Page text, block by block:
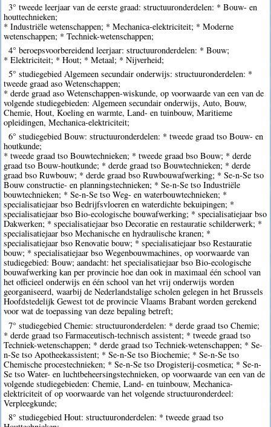
3° tweede leerjaar van de eerste graad: structuuronderdelen: * Bouw- en
houttechnieken;
* Industriële wetenschappen; * Mechanica-elektriciteit; * Moderne
wetenschappen; * Techniek-wetenschappen;
4° beroepsvoorbereidend leerjaar: structuuronderdelen: * Bouw;
* Elektriciteit; * Hout; * Metaal; * Nijverheid;
5° studiegebied Algemeen secundair onderwijs: structuuronderdelen: *
tweede graad aso Wetenschappen;
* derde graad aso Wetenschappen-wiskunde, op voorwaarde van een van de
volgende studiegebieden: Algemeen secundair onderwijs, Auto, Bouw,
Chemie, Hout, Koeling en warmte, Land- en tuinbouw, Maritieme
opleidingen, Mechanica-elektriciteit;
6° studiegebied Bouw: structuuronderdelen: * tweede graad tso Bouw- en
houtkunde;
* tweede graad tso Bouwtechnieken; * tweede graad bso Bouw; * derde
graad tso Bouw-houtkunde; * derde graad tso Bouwtechnieken; * derde
graad bso Ruwbouw; * derde graad bso Ruwbouwafwerking; * Se-n-Se tso
Bouw constructie- en planningstechnieken; * Se-n-Se tso Industriële
bouwtechnieken; * Se-n-Se tso Weg- en waterbouwtechnieken; *
specialisatiejaar bso Bedrijfsvloeren en waterdichte bekuipingen; *
specialisatiejaar bso Bio-ecologische bouwafwerking; * specialisatiejaar bso
Dakwerken; * specialisatiejaar bso Decoratie en restauratie schilderwerk; *
specialisatiejaar bso Mechanische en hydraulische kranen; *
specialisatiejaar bso Renovatie bouw; * specialisatiejaar bso Restauratie
bouw; * specialisatiejaar bso Wegenbouwmachines, op voorwaarde van
studiegebied: Bouw; aandacht: het specialisatiejaar bso Bio-ecologische
bouwafwerking kan per provincie hoe dan ook in maximaal één school van
het officieel onderwijs en één school van het vrij onderwijs worden
georganiseerd, waarbij de Nederlandstalige scholen gelegen in het Brussels
Hoofdstedelijk Gewest tot de provincie Vlaams Brabant worden gerekend
voor wat de toepassing van deze bepaling betreft;
7° studiegebied Chemie: structuuronderdelen: * derde graad tso Chemie;
* derde graad tso Farmaceutisch-technisch assistent; * tweede graad tso
Techniek-wetenschappen; * derde graad tso Techniek-wetenschappen; * Se-
n-Se tso Apotheekassistent; * Se-n-Se tso Biochemie; * Se-n-Se tso
Chemische procestechnieken; * Se-n-Se tso Drogisterij-cosmetica; * Se-n-
Se tso Water- en luchtbeheersingstechnieken, op voorwaarde van een van de
volgende studiegebieden: Chemie, Land- en tuinbouw, Mechanica-
elektriciteit of op voorwaarde van het volgende structuuronderdeel:
Verpleegkunde;
8° studiegebied Hout: structuuronderdelen: * tweede graad tso